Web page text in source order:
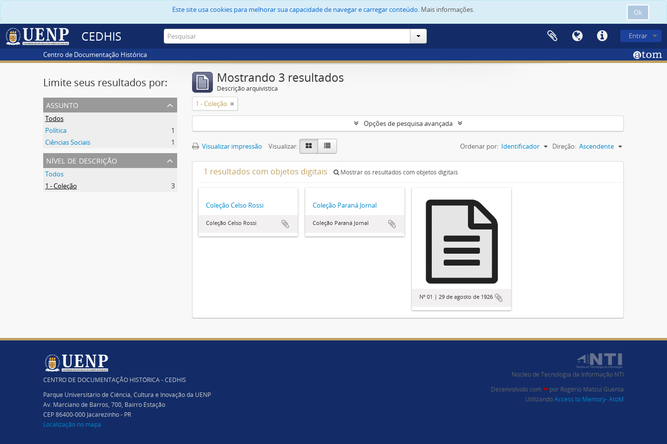
Ok
Este site usa cookies para melhorar sua capacidade de navegar e carregar conteúdo. Mais informações.
CEDHIS Entrar
Centro de Documentação Histórica
Limite seus resultados por:
assunto
Todos
Política
1
Ciências Sociais
1
nível de descrição
Todos
1 - Coleção
3
Mostrando 3 resultados
Descrição arquivística
1 - Coleção
Opções de pesquisa avançada
Visualizar impressão Visualizar: Ordenar por: Identificador Direção: Ascendente
1 resultados com objetos digitais Mostrar os resultados com objetos digitais
Coleção Celso Rossi
Coleção Celso Rossi
Coleção Paraná Jornal
Coleção Paraná Jornal
Nº 01 | 29 de agosto de 1926
CENTRO DE DOCUMENTAÇÃO HISTÓRICA - CEDHIS
Parque Universitário de Ciência, Cultura e Inovação da UENP
Av. Marciano de Barros, 700, Bairro Estação
CEP 86400-000 Jacarezinho - PR
Localização no mapa
Núcleo de Tecnologia da Informação NTI
Desenvolvido com ❤ por Rogério Matsui Guenta
UtilizandoAccess to Memory- AtoM